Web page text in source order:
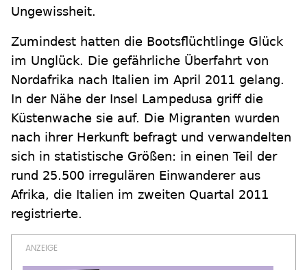
Ungewissheit.
Zumindest hatten die Bootsflüchtlinge Glück
im Unglück. Die gefährliche Überfahrt von
Nordafrika nach Italien im April 2011 gelang.
In der Nähe der Insel Lampedusa griff die
Küstenwache sie auf. Die Migranten wurden
nach ihrer Herkunft befragt und verwandelten
sich in statistische Größen: in einen Teil der
rund 25.500 irregulären Einwanderer aus
Afrika, die Italien im zweiten Quartal 2011
registrierte.